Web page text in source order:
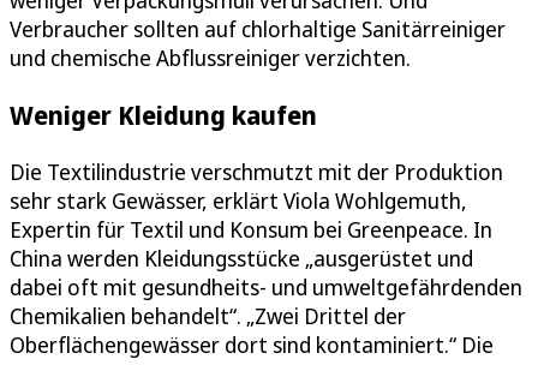
Verbraucher sollten auf chlorhaltige Sanitärreiniger
und chemische Abflussreiniger verzichten.
Weniger Kleidung kaufen
Die Textilindustrie verschmutzt mit der Produktion
sehr stark Gewässer, erklärt Viola Wohlgemuth,
Expertin für Textil und Konsum bei Greenpeace. In
China werden Kleidungsstücke „ausgerüstet und
dabei oft mit gesundheits- und umweltgefährdenden
Chemikalien behandelt“. „Zwei Drittel der
Oberflächengewässer dort sind kontaminiert.“ Die